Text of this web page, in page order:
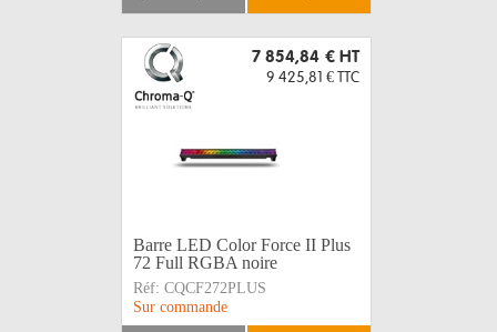
7 854,84 € HT
9 425,81 € TTC
Barre LED Color Force II Plus
72 Full RGBA noire
Réf: CQCF272PLUS
Sur commande